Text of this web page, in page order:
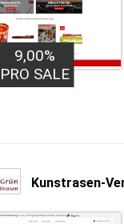
9,00%
PRO SALE
Kunstrasen-